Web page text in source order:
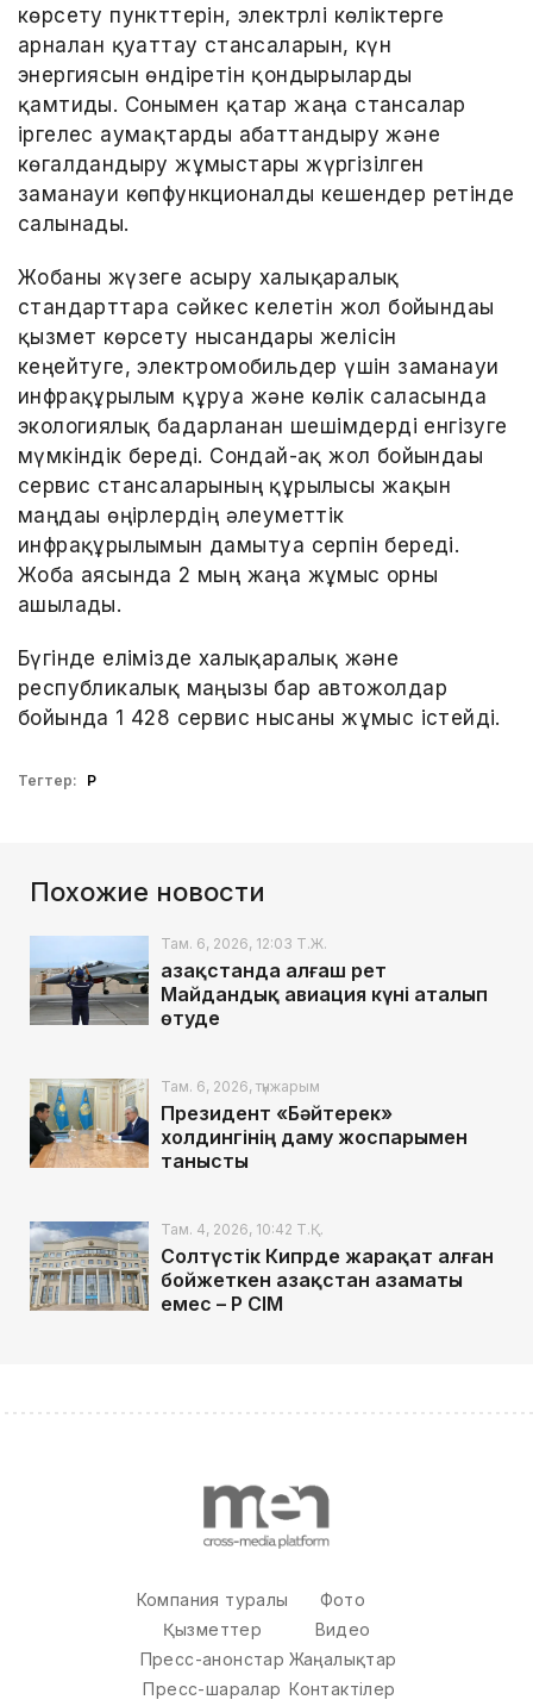
көрсету пункттерін, электрлі көліктерге
арналған қуаттау стансаларын, күн
энергиясын өндіретін қондырғыларды
қамтиды. Сонымен қатар жаңа стансалар
іргелес аумақтарды абаттандыру және
көгалдандыру жұмыстары жүргізілген
заманауи көпфункционалды кешендер ретінде
салынады.
Жобаны жүзеге асыру халықаралық
стандарттарға сәйкес келетін жол бойындағы
қызмет көрсету нысандары желісін
кеңейтуге, электромобильдер үшін заманауи
инфрақұрылым құруға және көлік саласында
экологиялық бағдарланған шешімдерді енгізуге
мүмкіндік береді. Сондай-ақ жол бойындағы
сервис стансаларының құрылысы жақын
маңдағы өңірлердің әлеуметтік
инфрақұрылымын дамытуға серпін береді.
Жоба аясында 2 мың жаңа жұмыс орны
ашылады.
Бүгінде елімізде халықаралық және
республикалық маңызы бар автожолдар
бойында 1 428 сервис нысаны жұмыс істейді.
Тегтер: ҚР
Похожие новости
Там. 6, 2026, 12:03 Т.Ж.
Қазақстанда алғаш рет
Майдандық авиация күні аталып
өтуде
Там. 6, 2026, түнжарым
Президент «Бәйтерек»
холдингінің даму жоспарымен
танысты
Там. 4, 2026, 10:42 Т.Қ.
Солтүстік Кипрде жарақат алған
бойжеткен Қазақстан азаматы
емес – ҚР СІМ
Компания туралы
Қызметтер
Пресс-анонстар
Пресс-шаралар
Фото
Видео
Жаңалықтар
Контактілер